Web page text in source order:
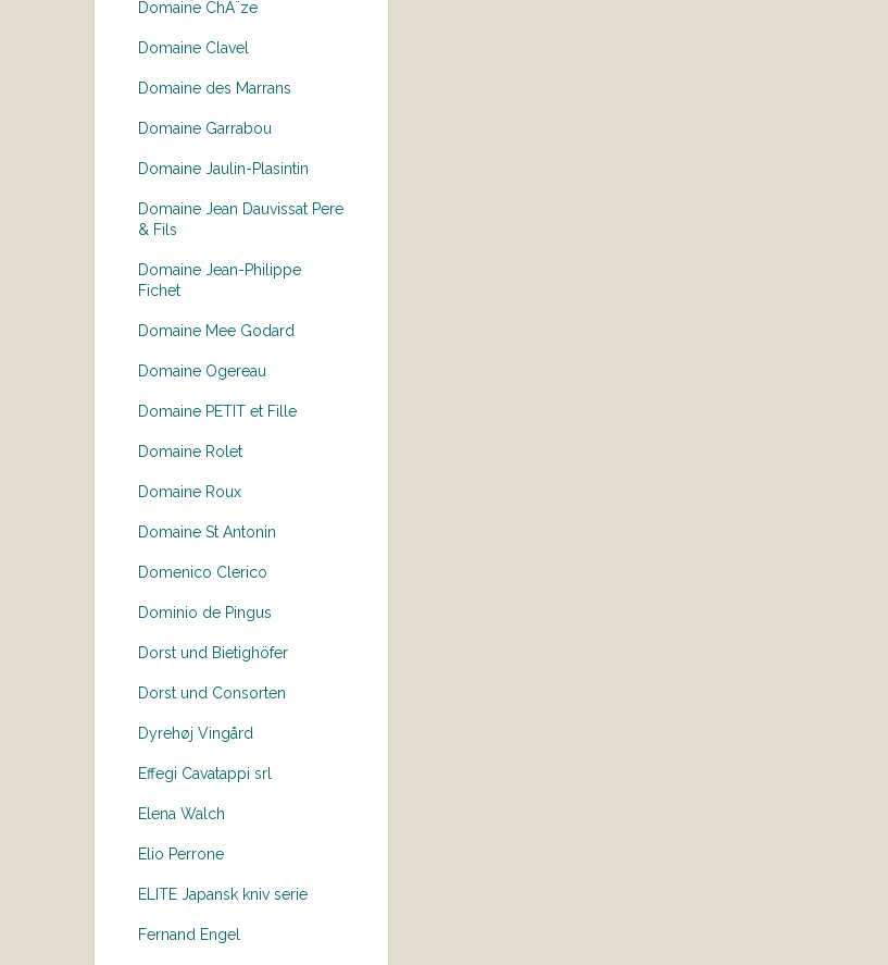
Domaine ChÃ¨ze
Domaine Clavel
Domaine des Marrans
Domaine Garrabou
Domaine Jaulin-Plasintin
Domaine Jean Dauvissat Pere
& Fils
Domaine Jean-Philippe
Fichet
Domaine Mee Godard
Domaine Ogereau
Domaine PETIT et Fille
Domaine Rolet
Domaine Roux
Domaine St Antonin
Domenico Clerico
Dominio de Pingus
Dorst und Bietighöfer
Dorst und Consorten
Dyrehøj Vingård
Effegi Cavatappi srl
Elena Walch
Elio Perrone
ELITE Japansk kniv serie
Fernand Engel